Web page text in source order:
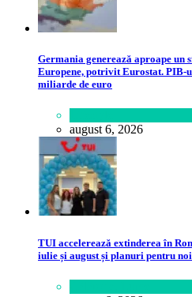
Germania generează aproape un
Europene, potrivit Eurostat. PIB-
miliarde de euro
august 6, 2026
TUI accelerează extinderea în
iulie și august și planuri pentru